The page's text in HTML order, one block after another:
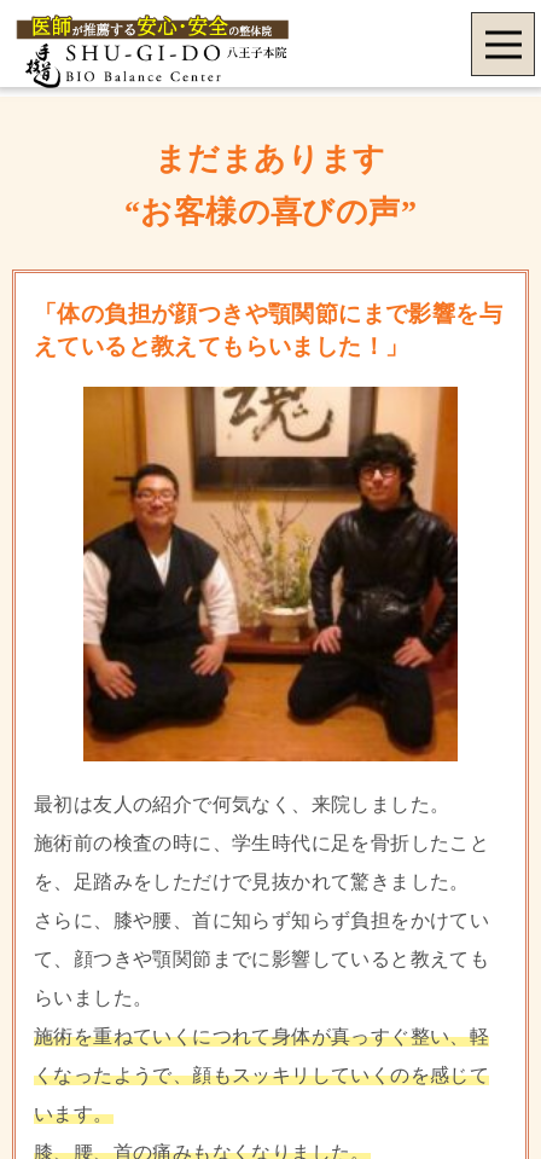
まだまあります
“お客様の喜びの声”
「体の負担が顔つきや顎関節にまで影響を与
えていると教えてもらいました！」
最初は友人の紹介で何気なく、来院しました。
施術前の検査の時に、学生時代に足を骨折したこと
を、足踏みをしただけで見抜かれて驚きました。
さらに、膝や腰、首に知らず知らず負担をかけてい
て、顔つきや顎関節までに影響していると教えても
らいました。
施術を重ねていくにつれて身体が真っすぐ整い、軽
くなったようで、顔もスッキリしていくのを感じて
います。
膝、腰、首の痛みもなくなりました。